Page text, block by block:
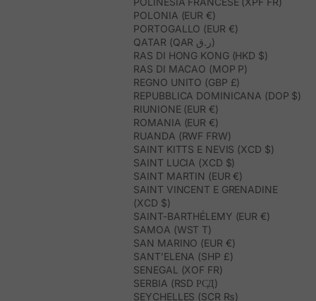
POLONIA (EUR €)
PORTOGALLO (EUR €)
QATAR (QAR ر.ق)
RAS DI HONG KONG (HKD $)
RAS DI MACAO (MOP P)
REGNO UNITO (GBP £)
REPUBBLICA DOMINICANA (DOP $)
RIUNIONE (EUR €)
ROMANIA (EUR €)
RUANDA (RWF FRW)
SAINT KITTS E NEVIS (XCD $)
SAINT LUCIA (XCD $)
SAINT MARTIN (EUR €)
SAINT VINCENT E GRENADINE
(XCD $)
SAINT-BARTHÉLEMY (EUR €)
SAMOA (WST T)
SAN MARINO (EUR €)
SANT’ELENA (SHP £)
SENEGAL (XOF FR)
SERBIA (RSD РСД)
SEYCHELLES (SCR ₨)